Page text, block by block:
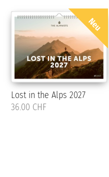
Neu
Lost in the Alps 2027
36.00 CHF